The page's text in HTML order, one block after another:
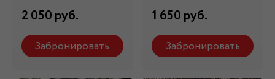
2 050 руб.
Забронировать
1 650 руб.
Забронировать